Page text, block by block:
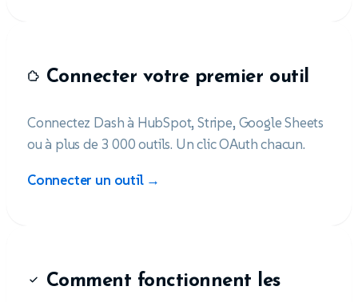
Connecter votre premier outil
Connectez Dash à HubSpot, Stripe, Google Sheets
ou à plus de 3 000 outils. Un clic OAuth chacun.
Connecter un outil →
Comment fonctionnent les